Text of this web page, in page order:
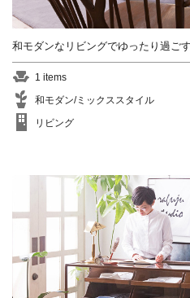
和モダンなリビングでゆったり過ご
1 items
和モダン/ミックススタイル
リビング